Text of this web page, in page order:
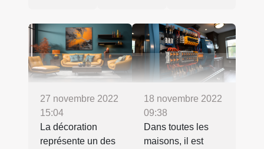
27 novembre 2022
15:04
La décoration
représente un des
18 novembre 2022
09:38
Dans toutes les
maisons, il est